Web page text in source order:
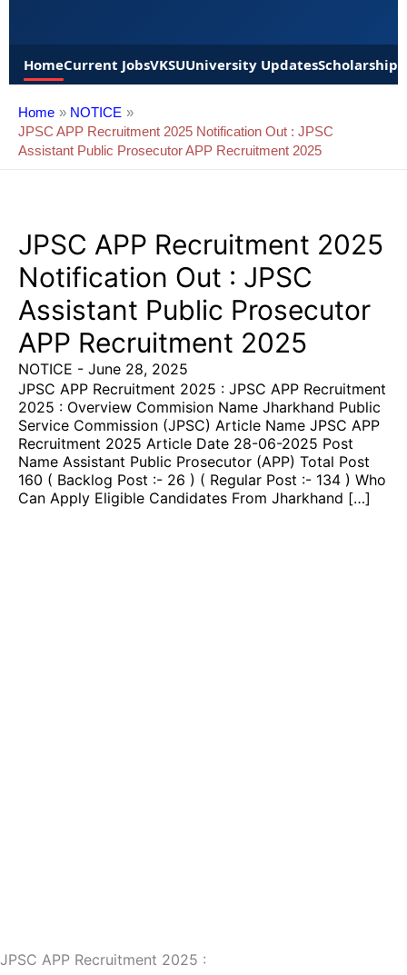
HomeCurrent JobsVKSUUniversity UpdatesScholarships
Home
NOTICE
JPSC APP Recruitment 2025 Notification Out : JPSC
Assistant Public Prosecutor APP Recruitment 2025
JPSC APP Recruitment 2025
Notification Out : JPSC
Assistant Public Prosecutor
APP Recruitment 2025
NOTICE - June 28, 2025
JPSC APP Recruitment 2025 : JPSC APP Recruitment
2025 : Overview Commision Name Jharkhand Public
Service Commission (JPSC) Article Name JPSC APP
Recruitment 2025 Article Date 28-06-2025 Post
Name Assistant Public Prosecutor (APP) Total Post
160 ( Backlog Post :- 26 ) ( Regular Post :- 134 ) Who
Can Apply Eligible Candidates From Jharkhand […]
JPSC APP Recruitment 2025 :